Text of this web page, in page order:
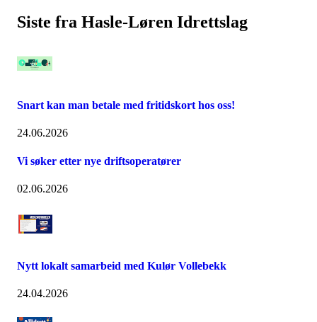
Siste fra Hasle-Løren Idrettslag
Snart kan man betale med fritidskort hos oss!
24.06.2026
Vi søker etter nye driftsoperatører
02.06.2026
Nytt lokalt samarbeid med Kulør Vollebekk
24.04.2026